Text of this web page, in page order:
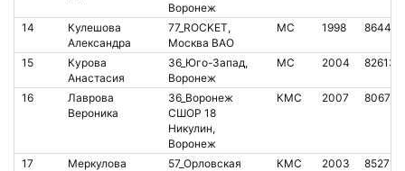
Воронеж
14
Кулешова
Александра
77_ROCKET,
Москва ВАО
МС 1998
15
Курова
Анастасия
36_Юго-Запад,
Воронеж
МС 2004
16
Лаврова
Вероника
36_Воронеж
СШОР 18
Никулин,
Воронеж
КМС 2007
17
Меркулова
57_Орловская
КМС 2003